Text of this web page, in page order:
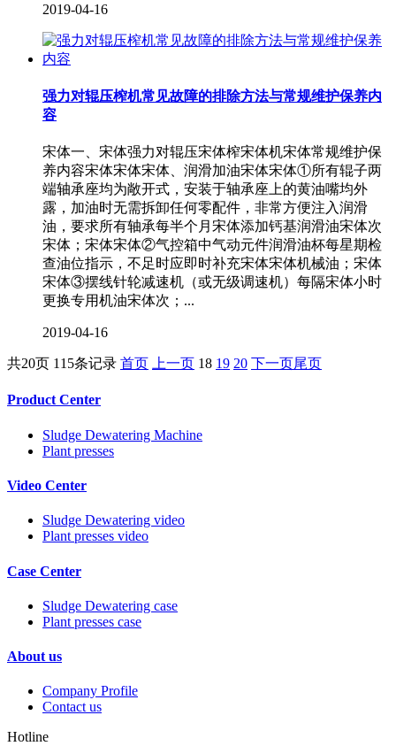
2019-04-16
强力对辊压榨机常见故障的排除方法与常规维护保养内
容
宋体一、宋体强力对辊压宋体榨宋体机宋体常规维护保
养内容宋体宋体宋体、润滑加油宋体宋体①所有辊子两
端轴承座均为敞开式，安装于轴承座上的黄油嘴均外
露，加油时无需拆卸任何零配件，非常方便注入润滑
油，要求所有轴承每半个月宋体添加钙基润滑油宋体次
宋体；宋体宋体②气控箱中气动元件润滑油杯每星期检
查油位指示，不足时应即时补充宋体宋体机械油；宋体
宋体③摆线针轮减速机（或无级调速机）每隔宋体小时
更换专用机油宋体次；...
2019-04-16
共20页 115条记录 首页 上一页 18 19 20 下一页尾页
Product Center
Sludge Dewatering Machine
Plant presses
Video Center
Sludge Dewatering video
Plant presses video
Case Center
Sludge Dewatering case
Plant presses case
About us
Company Profile
Contact us
Hotline